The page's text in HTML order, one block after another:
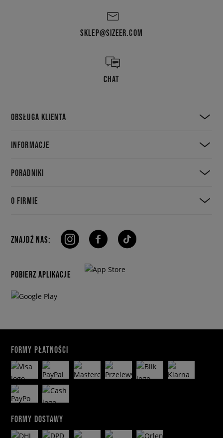
SKLEP@SIZEER.COM
CHAT
OBSŁUGA KLIENTA
INFORMACJE
PORADNIKI
O FIRMIE
ZNAJDŹ NAS:
POBIERZ APLIKACJE
FORMY PŁATNOŚCI
FORMY DOSTAWY